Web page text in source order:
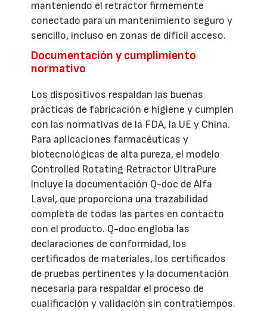
manteniendo el retractor firmemente
conectado para un mantenimiento seguro y
sencillo, incluso en zonas de difícil acceso.
Documentación y cumplimiento
normativo
Los dispositivos respaldan las buenas
prácticas de fabricación e higiene y cumplen
con las normativas de la FDA, la UE y China.
Para aplicaciones farmacéuticas y
biotecnológicas de alta pureza, el modelo
Controlled Rotating Retractor UltraPure
incluye la documentación Q-doc de Alfa
Laval, que proporciona una trazabilidad
completa de todas las partes en contacto
con el producto. Q-doc engloba las
declaraciones de conformidad, los
certificados de materiales, los certificados
de pruebas pertinentes y la documentación
necesaria para respaldar el proceso de
cualificación y validación sin contratiempos.